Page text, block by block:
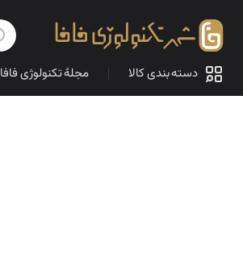
دسته بندی کالا مجلهٔ تکنولوژی فافا